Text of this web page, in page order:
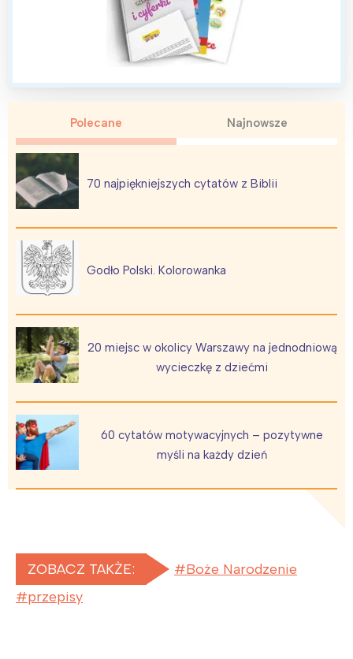
Polecane Najnowsze
70 najpiękniejszych cytatów z Biblii
Godło Polski. Kolorowanka
20 miejsc w okolicy Warszawy na jednodniową
wycieczkę z dziećmi
60 cytatów motywacyjnych – pozytywne
myśli na każdy dzień
ZOBACZ TAKŻE:
Boże Narodzenie
przepisy